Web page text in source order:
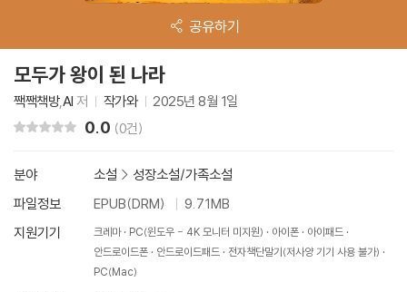
공유하기
모두가 왕이 된 나라
짹짹책방,AI 저 작가와 2025년 8월 1일
0.0 (0건)
분야 소설 > 성장소설/가족소설
파일정보
EPUB(DRM)
9.71MB
지원기기
크레마 PC(윈도우 - 4K 모니터 미지원) 아이폰
아이패드
안드로이드폰
안드로이드패드
전자책단말기(저사양 기기 사용 불가)
PC(Mac)